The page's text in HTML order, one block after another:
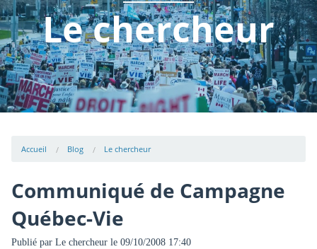
BoutiqueLe chercheur
Accueil Blog Le chercheur
Communiqué de Campagne
Québec-Vie
Publié par Le chercheurle 09/10/2008 17:40